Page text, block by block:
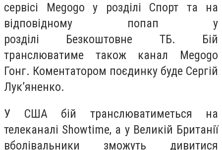
сервісі Megogo у розділі Спорт та на
відповідному попап у
розділі Безкоштовне ТБ. Бій
транслюватиме також канал Megogo
Гонг. Коментатором поєдинку буде Сергій
Лук’яненко.
У США бій транслюватиметься на
телеканалі Showtime, а у Великій Британії
вболівальники зможуть дивитися